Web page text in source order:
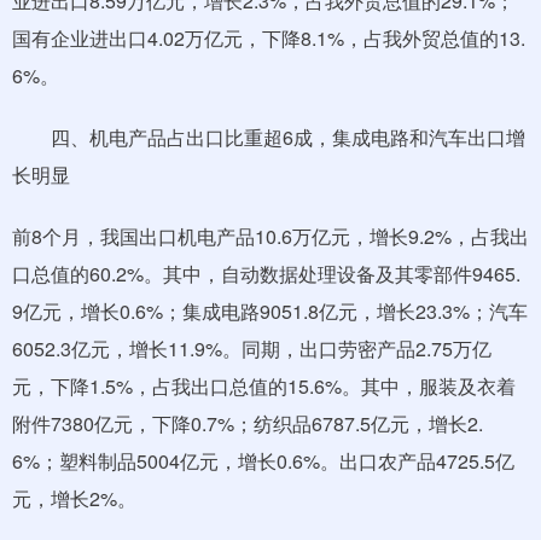
国有企业进出口4.02万亿元，下降8.1%，占我外贸总值的13.
6%。
四、机电产品占出口比重超6成，集成电路和汽车出口增
长明显
前8个月，我国出口机电产品10.6万亿元，增长9.2%，占我出
口总值的60.2%。其中，自动数据处理设备及其零部件9465.
9亿元，增长0.6%；集成电路9051.8亿元，增长23.3%；汽车
6052.3亿元，增长11.9%。同期，出口劳密产品2.75万亿
元，下降1.5%，占我出口总值的15.6%。其中，服装及衣着
附件7380亿元，下降0.7%；纺织品6787.5亿元，增长2.
6%；塑料制品5004亿元，增长0.6%。出口农产品4725.5亿
元，增长2%。